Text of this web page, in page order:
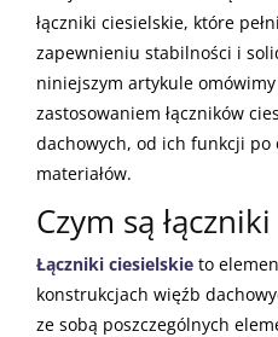
łączniki ciesielskie, które
zapewnieniu stabilności i
niniejszym artykule
zastosowaniem łączników
dachowych, od ich funkcji
materiałów.
Czym są
Łączniki ciesielskie to
konstrukcjach więźb
ze sobą poszczególnych